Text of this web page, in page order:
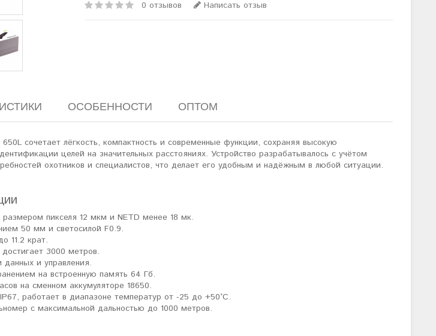
0 отзывов Написать отзыв
ОСОБЕННОСТИ ОПТОМ
сочетает лёгкость, компактность и современные функции, сохраняя высокую
целей на значительных расстояниях. Устройство разрабатывалось с учётом
охотников и специалистов, что делает его удобным и надёжным в любой ситуации.
пикселя 12 мкм и NETD менее 18 мк.
50 мм и светосилой F0.9.
11.2 крат.
3000 метров.
и управления.
на встроенную память 64 Гб.
на сменном аккумуляторе 18650.
работает в диапазоне температур от -25 до +50°C.
с максимальной дальностью до 1000 метров.